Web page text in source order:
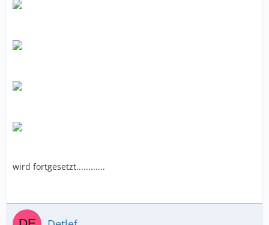
wird fortgesetzt............